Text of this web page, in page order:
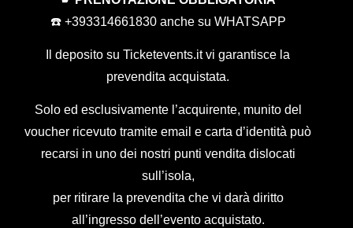
☎️ +393314661830 anche su WHATSAPP
Il deposito su Ticketevents.itvi garantisce la
prevendita acquistata.
Solo ed esclusivamente l’acquirente, munito del
voucher ricevuto tramite email e carta d’identità può
recarsi in uno dei nostri punti vendita dislocati
sull’isola,
per ritirare la prevendita che vi darà diritto
all’ingresso dell’evento acquistato.